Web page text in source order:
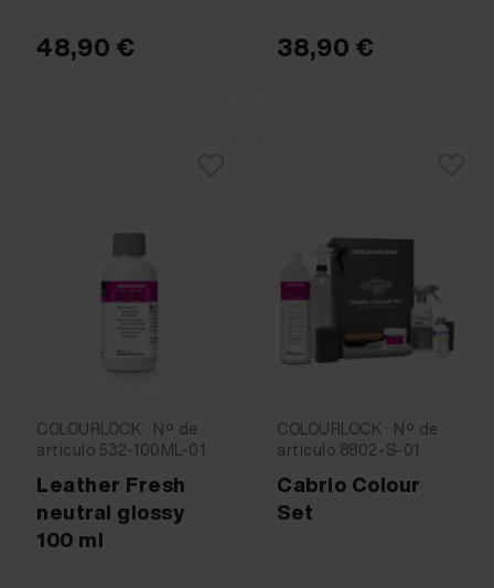
48,90 € 38,90 €
COLOURLOCK · Nº de
artículo 532-100ML-01
Leather Fresh
neutral glossy
100 ml
COLOURLOCK · Nº de
artículo 8802-S-01
Cabrio Colour
Set